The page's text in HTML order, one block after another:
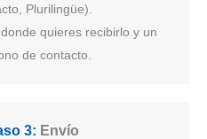
Plurilingüe).
quieres recibirlo y un
de contacto.
3: Envío